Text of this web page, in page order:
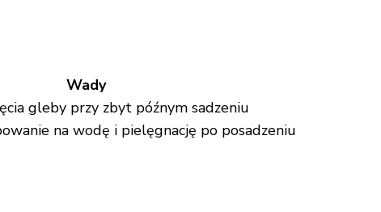
Wady
gleby przy zbyt późnym sadzeniu
na wodę i pielęgnację po posadzeniu